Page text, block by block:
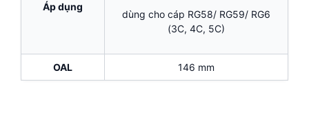
Áp dụng
dùng cho cáp RG58/ RG59/ RG6
(3C, 4C, 5C)
OAL 146 mm